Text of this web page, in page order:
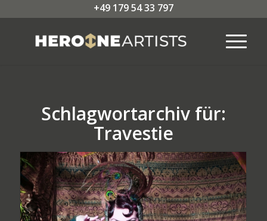
+49 179 54 33 797
Schlagwortarchiv für:
Travestie